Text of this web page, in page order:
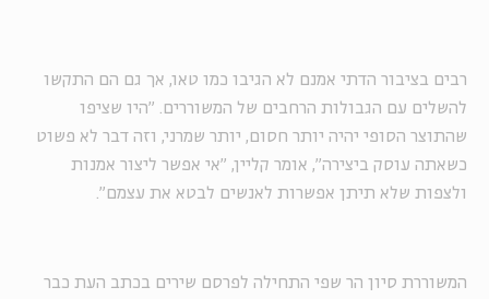
רבים בציבור הדתי אמנם לא הגיבו כמו טאו, אך גם הם התקשו
להשלים עם הגבולות הרחבים של המשוררים. "היו שציפו
שהתוצר הסופי יהיה יותר חסום, יותר שמרני, וזה דבר לא פשוט
כשאתה עוסק ביצירה", אומר קליין, "אי אפשר ליצור אמנות
ולצפות שלא תיתן אפשרות לאנשים לבטא את עצמם".
המשוררת סיון הר שפי התחילה לפרסם שירים בכתב העת כבר